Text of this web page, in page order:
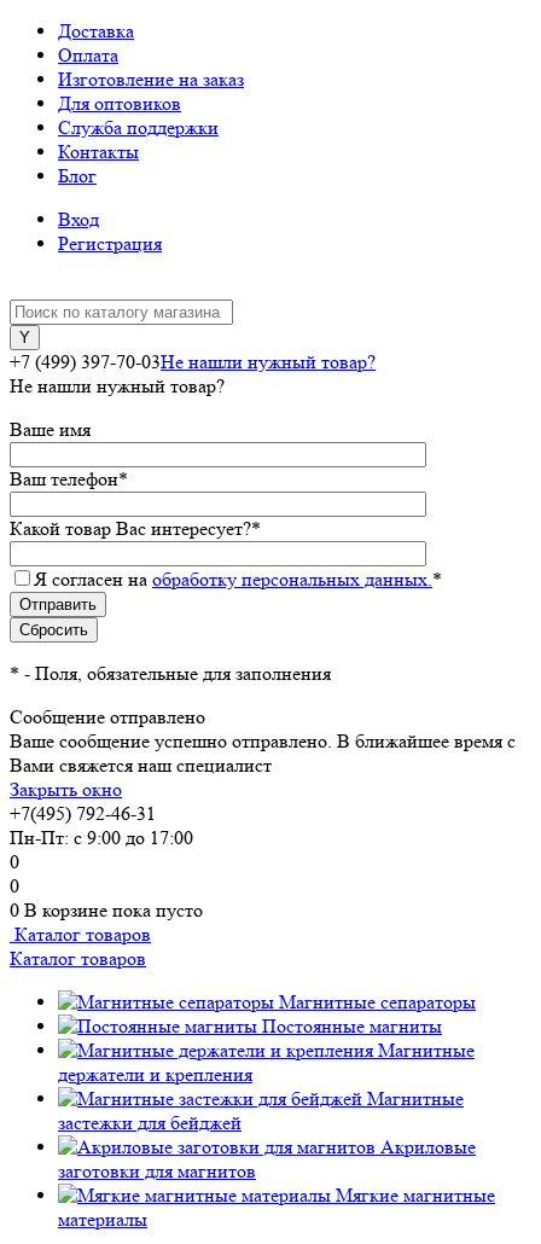
Доставка
Оплата
Изготовление на заказ
Для оптовиков
Служба поддержки
Контакты
Блог
Вход
Регистрация
+7 (499) 397-70-03Не нашли нужный товар?
Не нашли нужный товар?
Ваше имя
Ваш телефон*
Какой товар Вас интересует?*
Я согласен на обработку персональных данных.*
* - Поля, обязательные для заполнения
Сообщение отправлено
Ваше сообщение успешно отправлено. В ближайшее время с
Вами свяжется наш специалист
Закрыть окно
+7(495) 792-46-31
Пн-Пт: с 9:00 до 17:00
0
0
0 В корзине пока пусто
Каталог товаров
Каталог товаров
Магнитные сепараторы
Постоянные магниты
Магнитные
держатели и крепления
Магнитные
застежки для бейджей
Акриловые
заготовки для магнитов
Мягкие магнитные
материалы